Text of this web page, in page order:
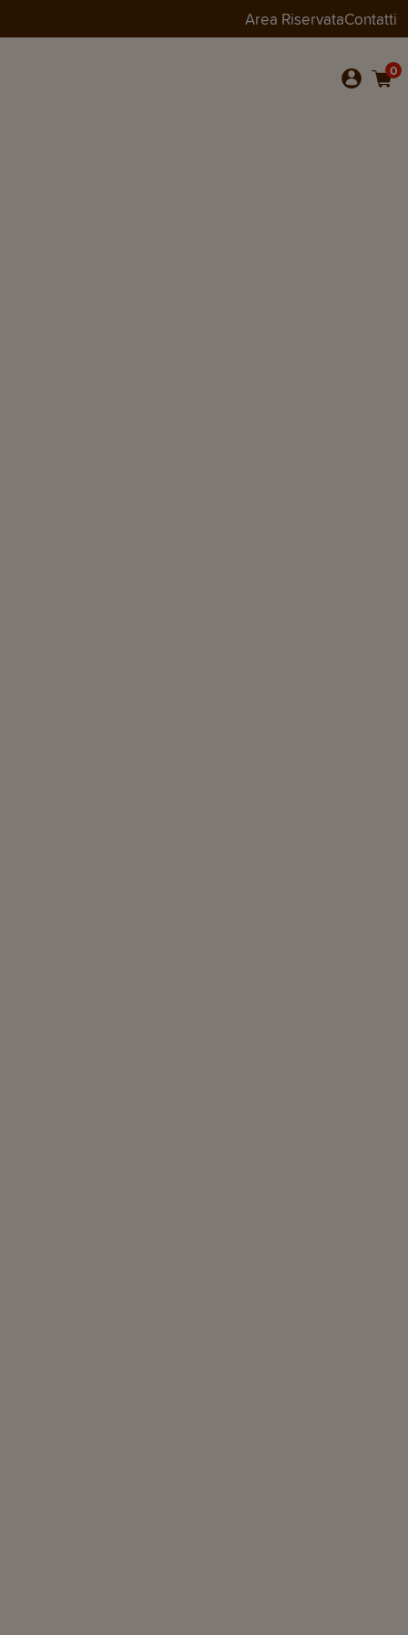
Area RiservataContatti
0